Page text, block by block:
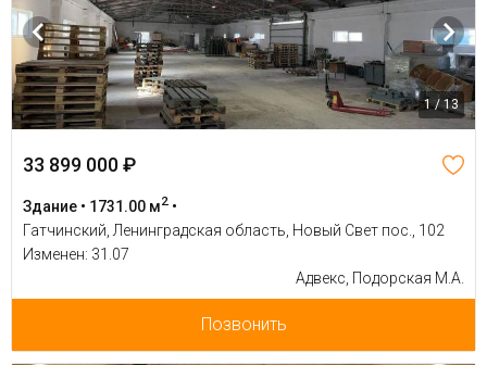
1 / 13
33 899 000 ₽
Здание • 1731.00 м2 •
Гатчинский, Ленинградская область, Новый Свет пос., 102
Изменен: 31.07
Адвекс, Подорская М.А.
Позвонить